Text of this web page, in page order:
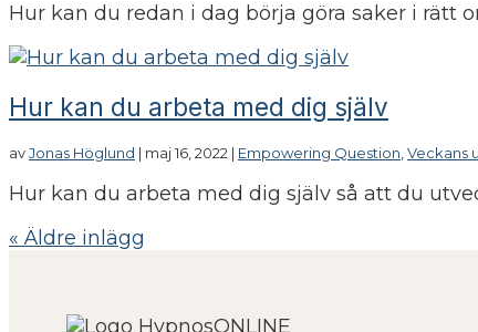
Hur kan du redan i dag börja göra saker i rätt
Hur kan du arbeta med dig själv
avJonas Höglund | maj 16, 2022 | Empowering Question Veckans
Hur kan du arbeta med dig själv så att du
« Äldre inlägg